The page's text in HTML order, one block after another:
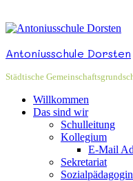
Antoniusschule Dorsten
Städtische
Willkommen
Das sind wir
Schulleitung
Kollegium
E-Mail
Sekretariat
Sozialpädagogin